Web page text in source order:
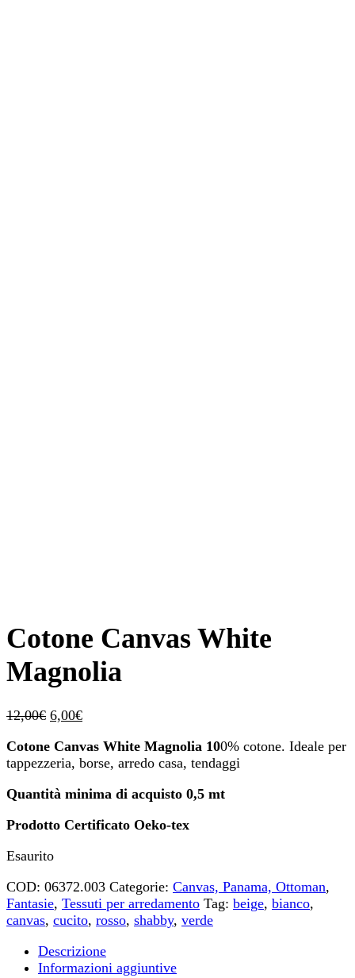
Cotone Canvas White
Magnolia
12,00€ Il
originale
era:
6,00€Il
attuale
è:
Cotone Canvas White Magnolia 100% cotone. Ideale per
tappezzeria, borse, arredo casa, tendaggi
Quantità minima di acquisto 0,5 mt
Prodotto Certificato Oeko-tex
Esaurito
COD: 06372.003 Categorie: Canvas, Panama, Ottoman,
Fantasie, Tessuti per arredamento Tag: beige, bianco,
canvas, cucito, rosso, shabby, verde
Descrizione
Informazioni aggiuntive